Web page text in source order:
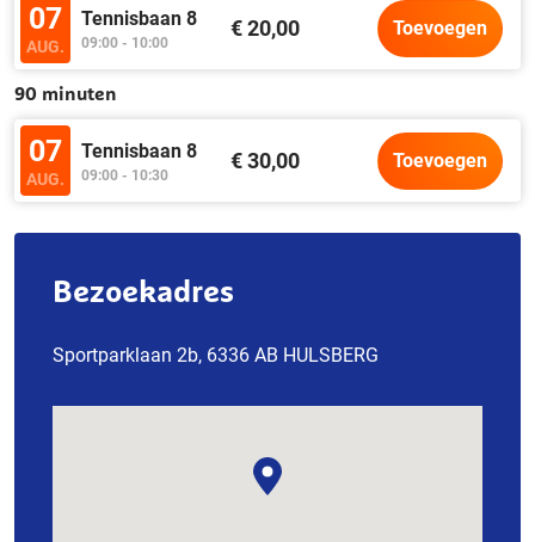
07
AUG.
Tennisbaan 8
09:00 - 10:00
€ 20,00 Toevoegen
90 minuten
07
AUG.
Tennisbaan 8
09:00 - 10:30
€ 30,00 Toevoegen
Bezoekadres
Sportparklaan 2b, 6336 AB HULSBERG